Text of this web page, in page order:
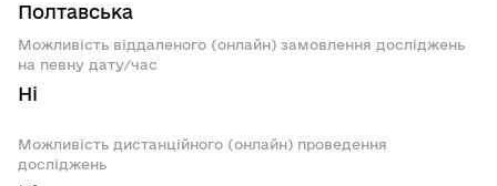
Полтавська
Можливість віддаленого (онлайн) замовлення досліджень
на певну дату/час
Ні
Можливість дистанційного (онлайн) проведення
досліджень